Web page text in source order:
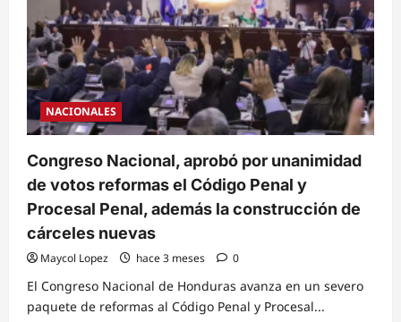
NACIONALES
Congreso Nacional, aprobó por unanimidad
de votos reformas el Código Penal y
Procesal Penal, además la construcción de
cárceles nuevas
Maycol Lopez hace 3 meses 0
El Congreso Nacional de Honduras avanza en un severo
paquete de reformas al Código Penal y Procesal...